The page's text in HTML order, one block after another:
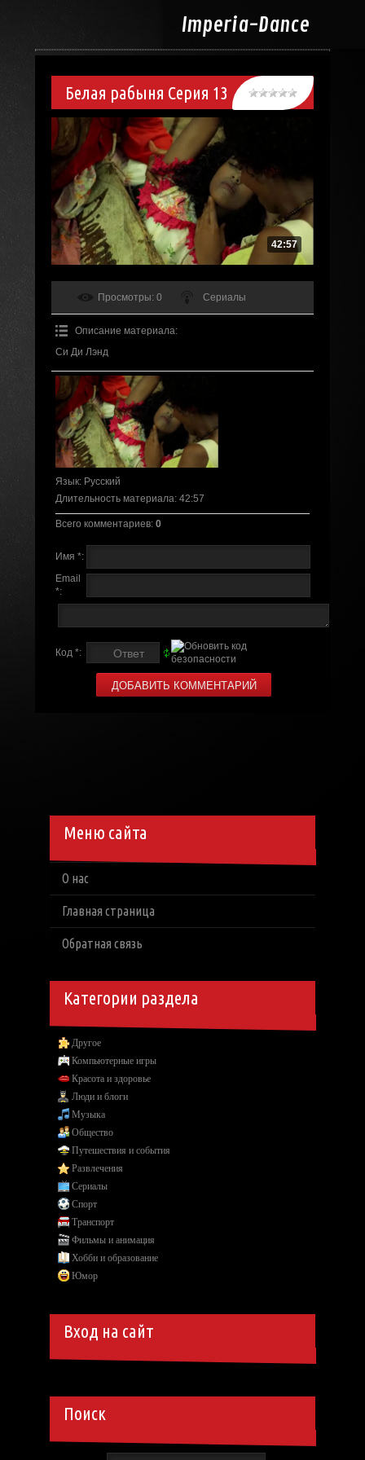
Imperia-Dance
Белая рабыня Серия 13
42:57
Просмотры: 0 Сериалы
Описание материала:
Си Ди Лэнд
Язык: Русский
Длительность материала: 42:57
Всего комментариев: 0
Имя *:
Email
*:
Код *:
Меню сайта
О нас
Главная страница
Обратная связь
Категории раздела
Другое
Компьютерные игры
Красота и здоровье
Люди и блоги
Музыка
Общество
Путешествия и события
Развлечения
Сериалы
Спорт
Транспорт
Фильмы и анимация
Хобби и образование
Юмор
Вход на сайт
Поиск